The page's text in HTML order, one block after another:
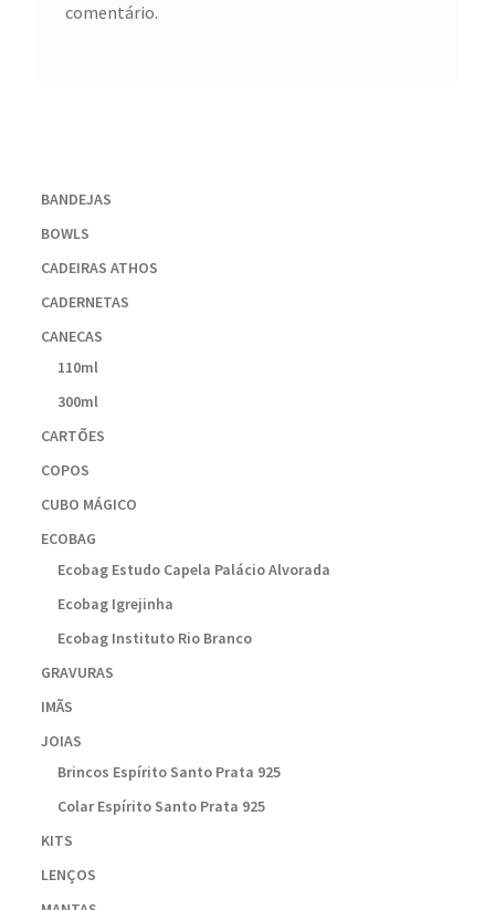
comentário.
BANDEJAS
BOWLS
CADEIRAS ATHOS
CADERNETAS
CANECAS
110ml
300ml
CARTÕES
COPOS
CUBO MÁGICO
ECOBAG
Ecobag Estudo Capela Palácio Alvorada
Ecobag Igrejinha
Ecobag Instituto Rio Branco
GRAVURAS
IMÃS
JOIAS
Brincos Espírito Santo Prata 925
Colar Espírito Santo Prata 925
KITS
LENÇOS